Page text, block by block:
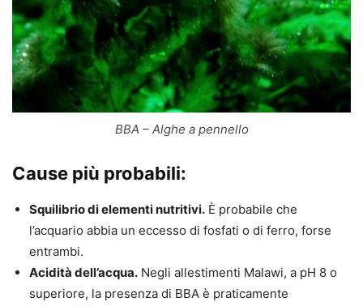
BBA – Alghe a pennello
Cause più probabili:
Squilibrio di elementi nutritivi. È probabile che
l’acquario abbia un eccesso di fosfati o di ferro, forse
entrambi.
Acidità dell’acqua. Negli allestimenti Malawi, a pH 8 o
superiore, la presenza di BBA è praticamente